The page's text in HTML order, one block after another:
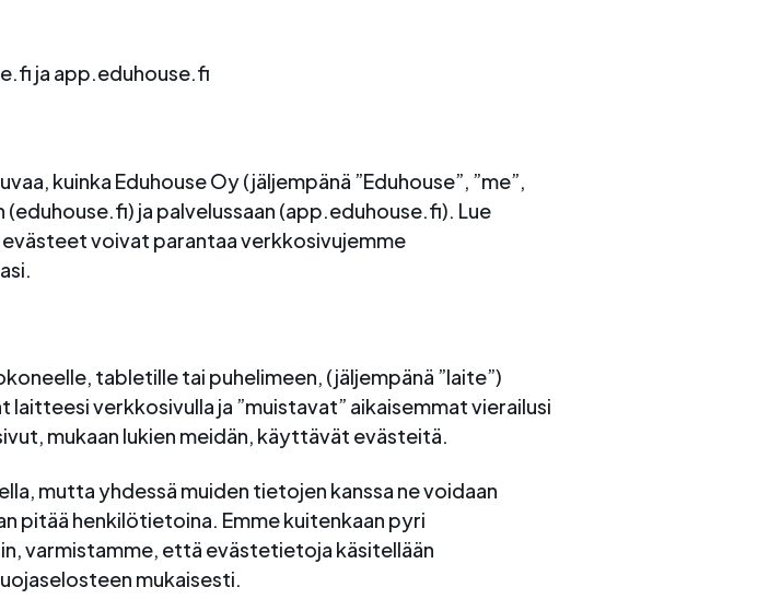
ja app.eduhouse.fi
kuinka Eduhouse Oy (jäljempänä ”Eduhouse”, ”me”,
ja palvelussaan (app.eduhouse.fi). Lue
voivat parantaa verkkosivujemme
tabletille tai puhelimeen, (jäljempänä ”laite”)
verkkosivulla ja ”muistavat” aikaisemmat vierailusi
mukaan lukien meidän, käyttävät evästeitä.
mutta yhdessä muiden tietojen kanssa ne voidaan
pitää henkilötietoina. Emme kuitenkaan pyri
varmistamme, että evästetietoja käsitellään
mukaisesti.